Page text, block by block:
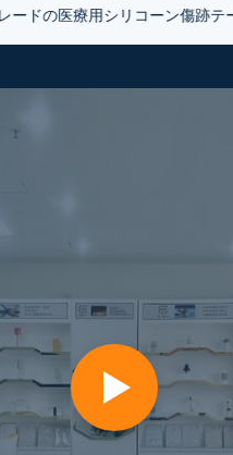
の医療用シリコーン傷跡テー